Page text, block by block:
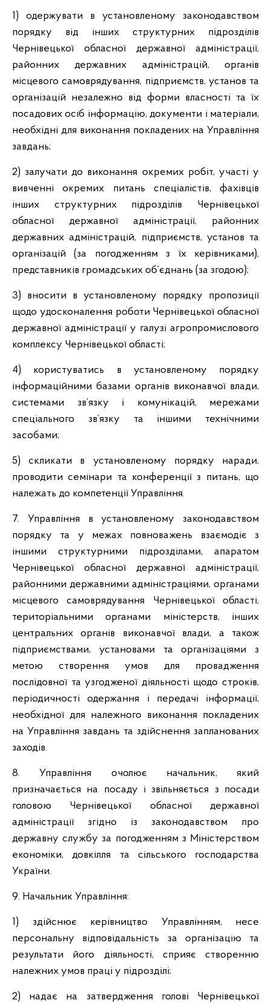
1) одержувати в установленому законодавством
порядку від інших структурних підрозділів
Чернівецької обласної державної адміністрації,
районних державних адміністрацій, органів
місцевого самоврядування, підприємств, установ та
організацій незалежно від форми власності та їх
посадових осіб інформацію, документи і матеріали,
необхідні для виконання покладених на Управління
завдань;
2) залучати до виконання окремих робіт, участі у
вивченні окремих питань спеціалістів, фахівців
інших структурних підрозділів Чернівецької
обласної державної адміністрації, районних
державних адміністрацій, підприємств, установ та
організацій (за погодженням з їх керівниками),
представників громадських об’єднань (за згодою);
3) вносити в установленому порядку пропозиції
щодо удосконалення роботи Чернівецької обласної
державної адміністрації у галузі агропромислового
комплексу Чернівецької області;
4) користуватись в установленому порядку
інформаційними базами органів виконавчої влади,
системами зв’язку і комунікацій, мережами
спеціального зв’язку та іншими технічними
засобами;
5) скликати в установленому порядку наради,
проводити семінари та конференції з питань, що
належать до компетенції Управління.
7. Управління в установленому законодавством
порядку та у межах повноважень взаємодіє з
іншими структурними підрозділами, апаратом
Чернівецької обласної державної адміністрації,
районними державними адміністраціями, органами
місцевого самоврядування Чернівецької області,
територіальними органами міністерств, інших
центральних органів виконавчої влади, а також
підприємствами, установами та організаціями з
метою створення умов для провадження
послідовної та узгодженої діяльності щодо строків,
періодичності одержання і передачі інформації,
необхідної для належного виконання покладених
на Управління завдань та здійснення запланованих
заходів.
8. Управління очолює начальник, який
призначається на посаду і звільняється з посади
головою Чернівецької обласної державної
адміністрації згідно із законодавством про
державну службу за погодженням з Міністерством
економіки, довкілля та сільського господарства
України.
9. Начальник Управління:
1) здійснює керівництво Управлінням, несе
персональну відповідальність за організацію та
результати його діяльності, сприяє створенню
належних умов праці у підрозділі;
2) надає на затвердження голові Чернівецької